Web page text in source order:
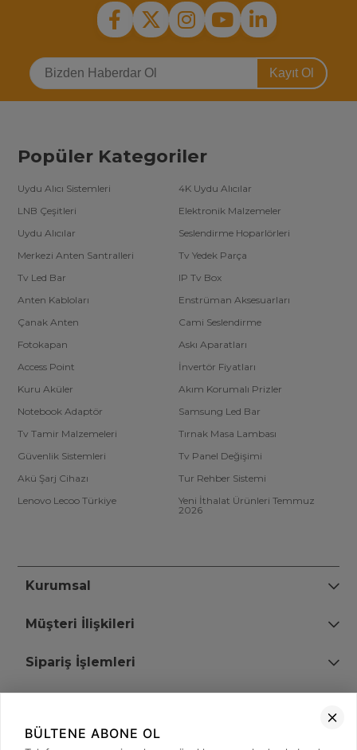
Kayıt Ol
Popüler Kategoriler
Uydu Alıcı Sistemleri
4K Uydu Alıcılar
LNB Çeşitleri
Elektronik Malzemeler
Uydu Alıcılar
Seslendirme Hoparlörleri
Merkezi Anten Santralleri
Tv Yedek Parça
Tv Led Bar
IP Tv Box
Anten Kabloları
Enstrüman Aksesuarları
Çanak Anten
Cami Seslendirme
Fotokapan
Askı Aparatları
Access Point
İnvertör Fiyatları
Kuru Aküler
Akım Korumalı Prizler
Notebook Adaptör
Samsung Led Bar
Tv Tamir Malzemeleri
Tırnak Masa Lambası
Güvenlik Sistemleri
Tv Panel Değişimi
Akü Şarj Cihazı
Tur Rehber Sistemi
Lenovo Lecoo Türkiye
Yeni İthalat Ürünleri Temmuz
2026
Kurumsal
Müşteri İlişkileri
Sipariş İşlemleri
+90 (850) 473 08 08
BÜLTENE ABONE OL